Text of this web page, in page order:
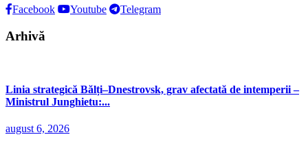
Facebook Youtube Telegram
Arhivă
Linia strategică Bălți–Dnestrovsk, grav afectată de intemperii –
Ministrul Junghietu:...
august 6, 2026